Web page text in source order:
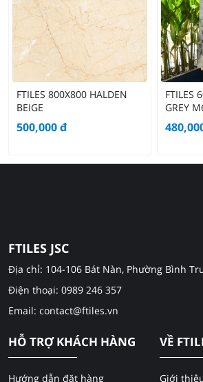
FTILES 800X800 HALDEN
BEIGE
500,000đ
FTILES
GREY
FTILES JSC
Địa chỉ: 104-106 Bát Nàn, Phường Bình
Điện thoại: 0989 246 357
Email: contact@ftiles.vn
HỖ TRỢ KHÁCH HÀNG
Hướng dẫn đặt hàng
VỀ
Giới